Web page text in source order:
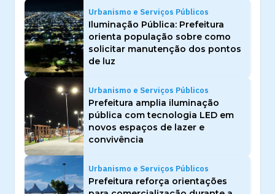
Urbanismo e Serviços Públicos
Iluminação Pública: Prefeitura
orienta população sobre como
solicitar manutenção dos pontos
de luz
Urbanismo e Serviços Públicos
Prefeitura amplia iluminação
pública com tecnologia LED em
novos espaços de lazer e
convivência
Urbanismo e Serviços Públicos
Prefeitura reforça orientações